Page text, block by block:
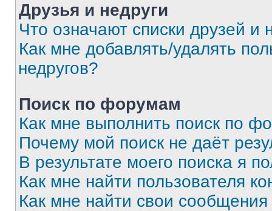
Друзья и недруги
Что означают списки друзей и
Как мне добавлять/удалять
недругов?
Поиск по форумам
Как мне выполнить поиск по
Почему мой поиск не даёт
В результате моего поиска я
Как мне найти пользователя
Как мне найти свои